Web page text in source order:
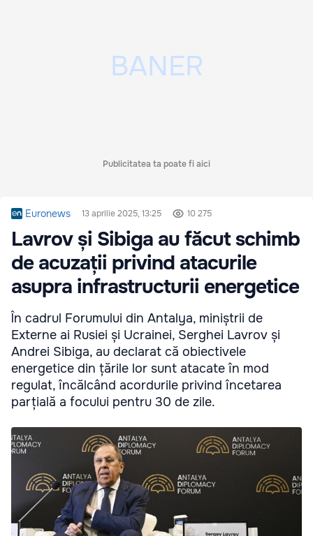
Publicitatea ta poate fi aici
Euronews 13 aprilie 2025, 13:25 10 275
Lavrov și Sibiga au făcut schimb
de acuzații privind atacurile
asupra infrastructurii energetice
În cadrul Forumului din Antalya, miniștrii de
Externe ai Rusiei și Ucrainei, Serghei Lavrov și
Andrei Sibiga, au declarat că obiectivele
energetice din țările lor sunt atacate în mod
regulat, încălcând acordurile privind încetarea
parțială a focului pentru 30 de zile.